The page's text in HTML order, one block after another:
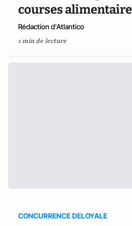
courses
Rédaction d'Atlantico
1 min de lecture
CONCURRENCE DELOYALE